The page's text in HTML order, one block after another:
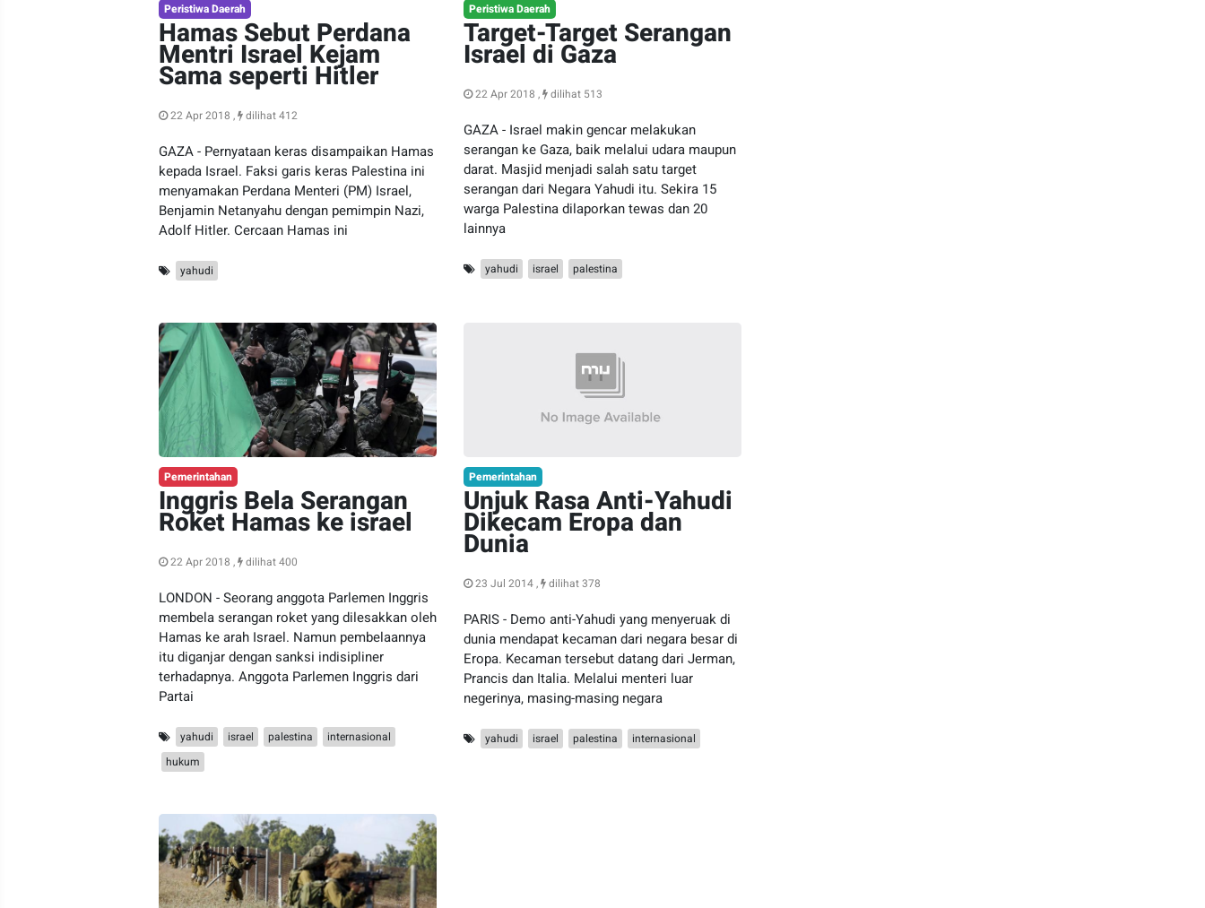
Peristiwa Daerah
Hamas Sebut Perdana
Mentri Israel Kejam
Sama seperti Hitler
22 Apr 2018 , dilihat 412
GAZA - Pernyataan keras disampaikan Hamas
kepada Israel. Faksi garis keras Palestina ini
menyamakan Perdana Menteri (PM) Israel,
Benjamin Netanyahu dengan pemimpin Nazi,
Adolf Hitler. Cercaan Hamas ini
yahudi
Peristiwa Daerah
Target-Target Serangan
Israel di Gaza
22 Apr 2018 , dilihat 513
GAZA - Israel makin gencar melakukan
serangan ke Gaza, baik melalui udara maupun
darat. Masjid menjadi salah satu target
serangan dari Negara Yahudi itu. Sekira 15
warga Palestina dilaporkan tewas dan 20
lainnya
yahudi israel palestina
Pemerintahan
Inggris Bela Serangan
Roket Hamas ke israel
22 Apr 2018 , dilihat 400
LONDON - Seorang anggota Parlemen Inggris
membela serangan roket yang dilesakkan oleh
Hamas ke arah Israel. Namun pembelaannya
itu diganjar dengan sanksi indisipliner
terhadapnya. Anggota Parlemen Inggris dari
Partai
yahudi israel palestina
internasional
hukum
Pemerintahan
Unjuk Rasa Anti-Yahudi
Dikecam Eropa dan
Dunia
23 Jul 2014 , dilihat 378
PARIS - Demo anti-Yahudi yang menyeruak di
dunia mendapat kecaman dari negara besar di
Eropa. Kecaman tersebut datang dari Jerman,
Prancis dan Italia. Melalui menteri luar
negerinya, masing-masing negara
yahudi israel palestina internasional